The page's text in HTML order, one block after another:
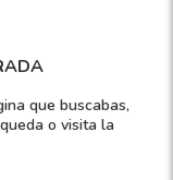
que buscabas,
o visita la